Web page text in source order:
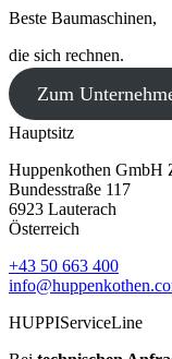
Beste Baumaschinen,
die sich rechnen.
Zum
Hauptsitz
Huppenkothen GmbH
Bundesstraße 117
6923 Lauterach
Österreich
+43 50 663 400
HUPPIServiceLine